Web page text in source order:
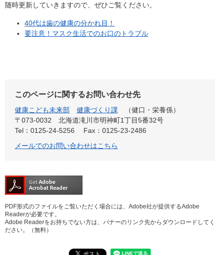
随時更新していきますので、ぜひご覧ください。
40代は歯の健康の分かれ目！
要注意！マスク生活でのお口のトラブル
このページに関するお問い合わせ先
健康こども未来部 健康づくり課
健口・栄養係
〒073-0032
北海道滝川市明神町1丁目5番32号
Tel：0125-24-5256
Fax：0125-23-2486
メールでのお問い合わせはこちら
PDF形式のファイルをご覧いただく場合には、Adobe社が提供するAdobe
Readerが必要です。
Adobe Readerをお持ちでない方は、バナーのリンク先からダウンロードしてく
ださい。（無料）